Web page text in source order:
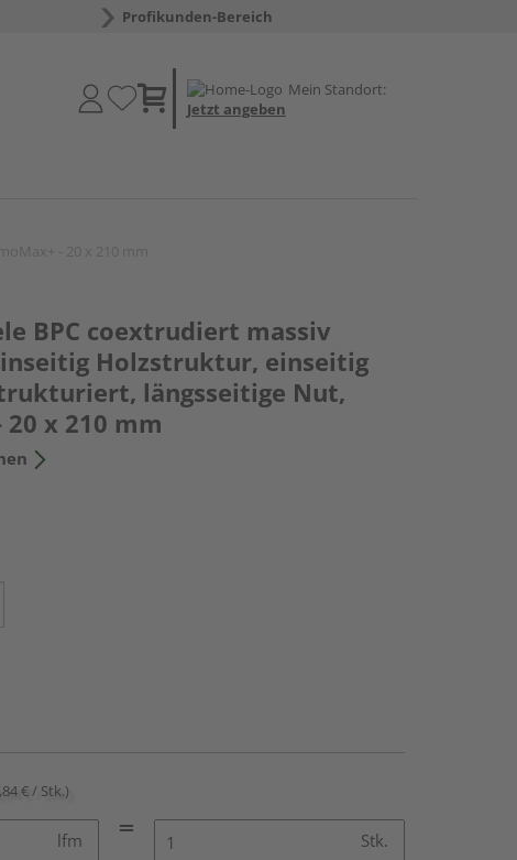
Profikunden-Bereich
Mein Standort:
Jetzt angeben
BPC coextrudiert massiv
Holzstruktur, einseitig
längsseitige Nut,
x 210 mm
€ / Stk.)
lfm Stk.